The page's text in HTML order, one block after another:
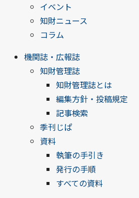
イベント
知財ニュース
コラム
機関誌・広報誌
知財管理誌
知財管理誌とは
編集方針・投稿規定
記事検索
季刊じぱ
資料
執筆の手引き
発行の手順
すべての資料